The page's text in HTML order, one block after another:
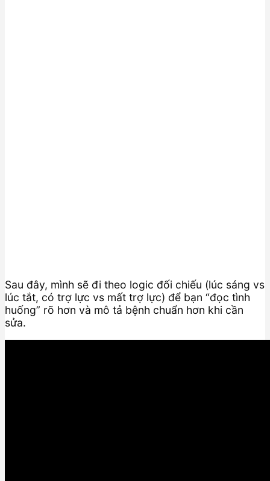
Sau đây, mình sẽ đi theo logic đối chiếu (lúc sáng vs
lúc tắt, có trợ lực vs mất trợ lực) để bạn “đọc tình
huống” rõ hơn và mô tả bệnh chuẩn hơn khi cần
sửa.